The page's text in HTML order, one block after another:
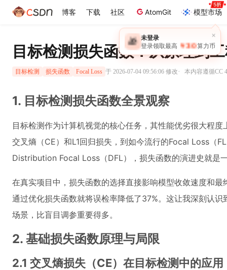
博客 下载 社区 AtomGit 模型市场
×
🎁 未登录
登录领取最高 ￥30 算力币
目标检测损失函数：从原理到
目标检测 损失函数 Focal Loss 于 2026-07-04 09:56:06 修改· 本内容遵循CC
1. 目标检测损失函数全景观察
目标检测作为计算机视觉的核心任务，其性能优劣很大程
交叉熵（CE）和L1回归损失，到如今流行的Focal Loss（
Distribution Focal Loss（DFL），损失函数的演进史就是
在真实项目中，损失函数的选择直接影响模型收敛速度和
通过优化损失函数就将误检率降低了37%。这让我深刻认
场景，比盲目调参重要得多。
2. 基础损失函数原理与局限
2.1 交叉熵损失（CE）在目标检测中的应用